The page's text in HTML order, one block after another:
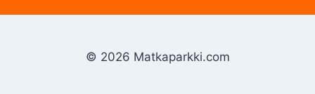
© 2026 Matkaparkki.com